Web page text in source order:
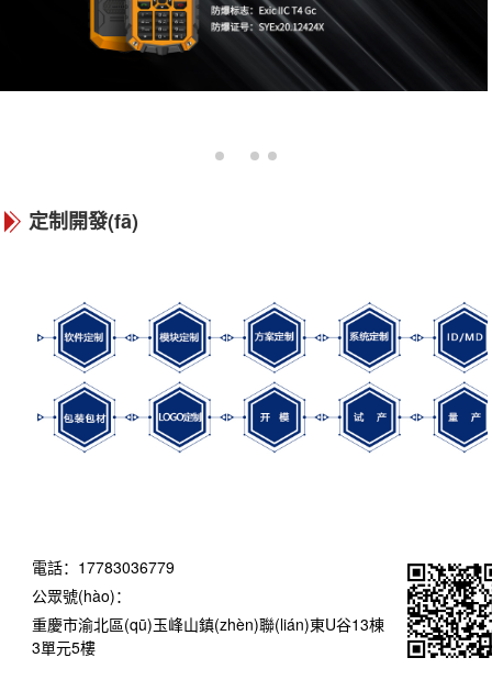
定制開發(fā)
電話：17783036779
公眾號(hào)：
重慶市渝北區(qū)玉峰山鎮(zhèn)聯(lián)東U谷13棟
3單元5樓